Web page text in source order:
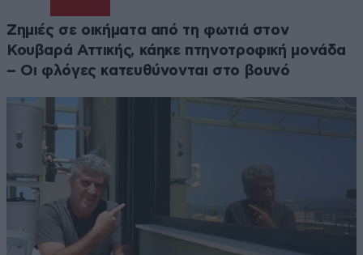
Ζημιές σε οικήματα από τη φωτιά στον
Κουβαρά Αττικής, κάηκε πτηνοτροφική μονάδα
– Οι φλόγες κατευθύνονται στο βουνό